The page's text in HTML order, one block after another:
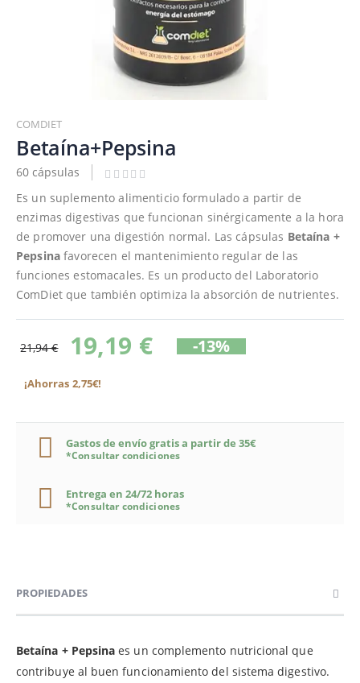
al
comienzo
de
la
galería
imágenes
COMDIET
Betaína+Pepsina
60 cápsulas
Es un suplemento alimenticio formulado a partir de
enzimas digestivas que funcionan sinérgicamente a la hora
de promover una digestión normal. Las cápsulas Betaína +
Pepsinafavorecen el mantenimiento regular de las
funciones estomacales. Es un producto del Laboratorio
ComDiet que también optimiza la absorción de nutrientes.
21,94 € 19,19 € -13%
¡Ahorras 2,75€!
Gastos de envío gratis a partir de 35€
*Consultar condiciones
Entrega en 24/72 horas
*Consultar condiciones
PROPIEDADES
Betaína + Pepsinaes un complemento nutricional que
contribuye al buen funcionamiento del sistema digestivo.